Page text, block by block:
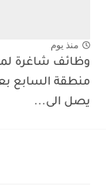
منذ يوم
وظائف شاغرة
منطقة السابع
يصل الى...